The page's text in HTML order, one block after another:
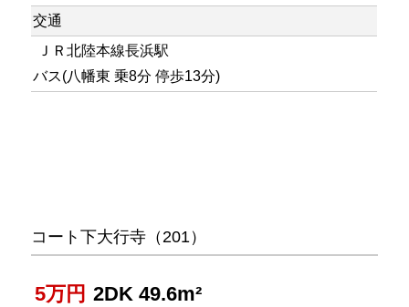
交通
ＪＲ北陸本線長浜駅
バス(八幡東 乗8分 停歩13分)
コート下大行寺（201）
5万円 2DK 49.6m²